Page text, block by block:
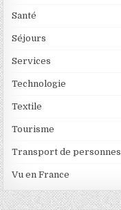
Santé
Séjours
Services
Technologie
Textile
Tourisme
Transport de personnes
Vu en France